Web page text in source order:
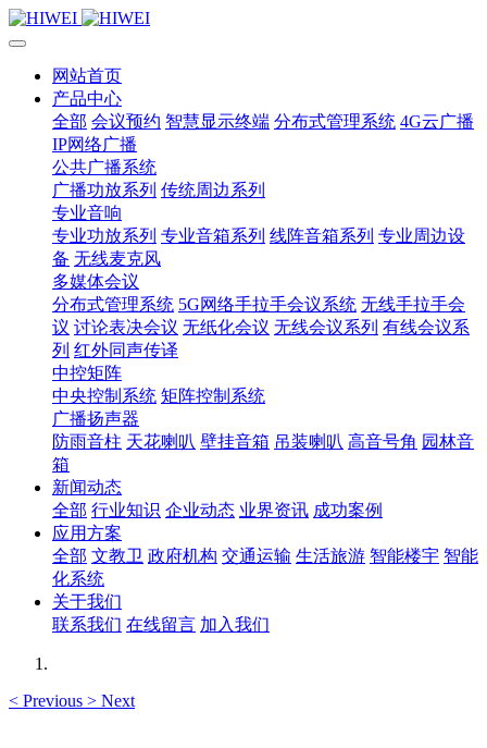
网站首页
产品中心
全部 会议预约 智慧显示终端 分布式管理系统 4G云广播
IP网络广播
公共广播系统
广播功放系列 传统周边系列
专业音响
专业功放系列 专业音箱系列 线阵音箱系列 专业周边设
备 无线麦克风
多媒体会议
分布式管理系统 5G网络手拉手会议系统 无线手拉手会
议 讨论表决会议 无纸化会议 无线会议系列 有线会议系
列 红外同声传译
中控矩阵
中央控制系统 矩阵控制系统
广播扬声器
防雨音柱 天花喇叭 壁挂音箱 吊装喇叭 高音号角 园林音
箱
新闻动态
全部 行业知识 企业动态 业界资讯 成功案例
应用方案
全部 文教卫 政府机构 交通运输 生活旅游 智能楼宇 智能
化系统
关于我们
联系我们 在线留言 加入我们
< Previous > Next